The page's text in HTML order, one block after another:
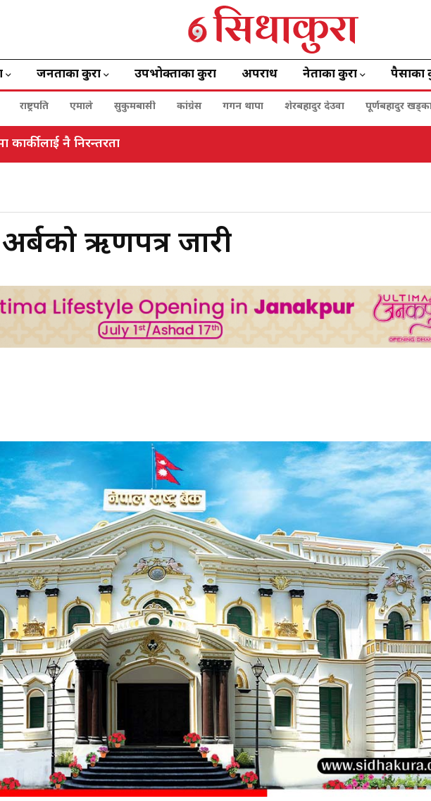
जनताका कुरा उपभोक्ताका कुरा अपराध नेताका कुरा पैसाका
राष्ट्रपति एमाले सुकुमबासी कांग्रेस गगन थापा शेरबहादुर देउवा पूर्णबहादुर
नै निरन्तरता
अर्बको ऋणपत्र जारी